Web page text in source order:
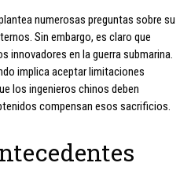
numerosas preguntas sobre su
Sin embargo, es claro que
innovadores en la guerra submarina.
implica aceptar limitaciones
los ingenieros chinos deben
compensan esos sacrificios.